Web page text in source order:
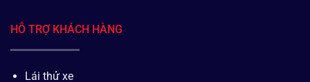
HỖ TRỢ KHÁCH HÀNG
Lái thử xe